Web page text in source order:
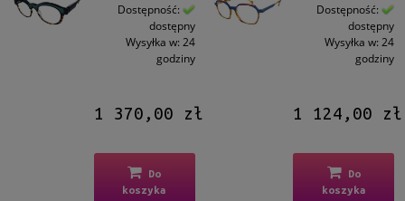
Dostępność:
dostępny
Wysyłka w: 24
godziny
1 370,00 zł
Do
koszyka
Dostępność:
dostępny
Wysyłka w: 24
godziny
1 124,00 zł
Do
koszyka